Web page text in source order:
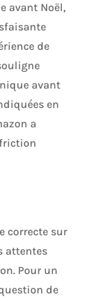
avant Noël,
de
avant
en
a
correcte sur
attentes
Pour un
de